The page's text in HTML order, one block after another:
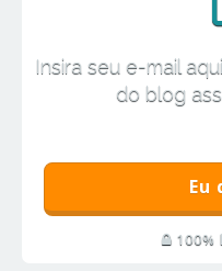
Insira seu e-mail
do blog
Eu